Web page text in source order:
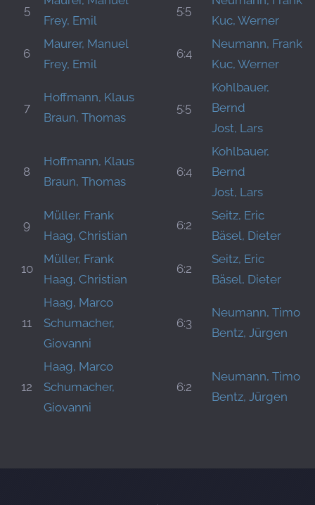
5
Frey, Emil
5:5
Kuc, Werner
6
Maurer, Manuel
Frey, Emil
6:4
Neumann, Frank
Kuc, Werner
7
Hoffmann, Klaus
Braun, Thomas
5:5
Kohlbauer,
Bernd
Jost, Lars
8
Hoffmann, Klaus
Braun, Thomas
6:4
Kohlbauer,
Bernd
Jost, Lars
9
Müller, Frank
Haag, Christian
6:2
Seitz, Eric
Bäsel, Dieter
10
Müller, Frank
Haag, Christian
6:2
Seitz, Eric
Bäsel, Dieter
11
Haag, Marco
Schumacher,
Giovanni
6:3
Neumann, Timo
Bentz, Jürgen
12
Haag, Marco
Schumacher,
Giovanni
6:2
Neumann, Timo
Bentz, Jürgen